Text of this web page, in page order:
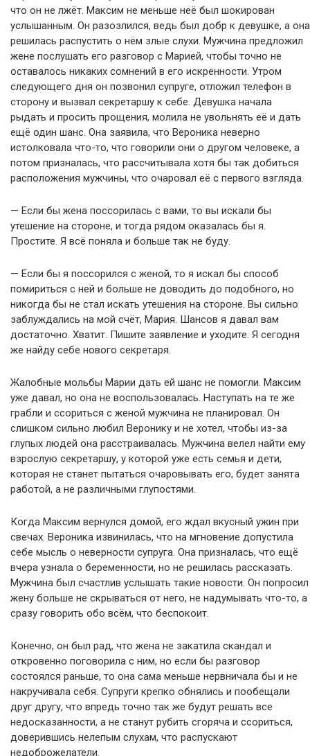
что он не лжёт. Максим не меньше неё был шокирован
услышанным. Он разозлился, ведь был добр к девушке, а она
решилась распустить о нём злые слухи. Мужчина предложил
жене послушать его разговор с Марией, чтобы точно не
оставалось никаких сомнений в его искренности. Утром
следующего дня он позвонил супруге, отложил телефон в
сторону и вызвал секретаршу к себе. Девушка начала
рыдать и просить прощения, молила не увольнять её и дать
ещё один шанс. Она заявила, что Вероника неверно
истолковала что-то, что говорили они о другом человеке, а
потом призналась, что рассчитывала хотя бы так добиться
расположения мужчины, что очаровал её с первого взгляда.
— Если бы жена поссорилась с вами, то вы искали бы
утешение на стороне, и тогда рядом оказалась бы я.
Простите. Я всё поняла и больше так не буду.
— Если бы я поссорился с женой, то я искал бы способ
помириться с ней и больше не доводить до подобного, но
никогда бы не стал искать утешения на стороне. Вы сильно
заблуждались на мой счёт, Мария. Шансов я давал вам
достаточно. Хватит. Пишите заявление и уходите. Я сегодня
же найду себе нового секретаря.
Жалобные мольбы Марии дать ей шанс не помогли. Максим
уже давал, но она не воспользовалась. Наступать на те же
грабли и ссориться с женой мужчина не планировал. Он
слишком сильно любил Веронику и не хотел, чтобы из-за
глупых людей она расстраивалась. Мужчина велел найти ему
взрослую секретаршу, у которой уже есть семья и дети,
которая не станет пытаться очаровывать его, будет занята
работой, а не различными глупостями.
Когда Максим вернулся домой, его ждал вкусный ужин при
свечах. Вероника извинилась, что на мгновение допустила
себе мысль о неверности супруга. Она призналась, что ещё
вчера узнала о беременности, но не решилась рассказать.
Мужчина был счастлив услышать такие новости. Он попросил
жену больше не скрываться от него, не надумывать что-то, а
сразу говорить обо всём, что беспокоит.
Конечно, он был рад, что жена не закатила скандал и
откровенно поговорила с ним, но если бы разговор
состоялся раньше, то она сама меньше нервничала бы и не
накручивала себя. Супруги крепко обнялись и пообещали
друг другу, что впредь точно так же будут решать все
недосказанности, а не станут рубить сгоряча и ссориться,
доверившись нелепым слухам, что распускают
недоброжелатели.